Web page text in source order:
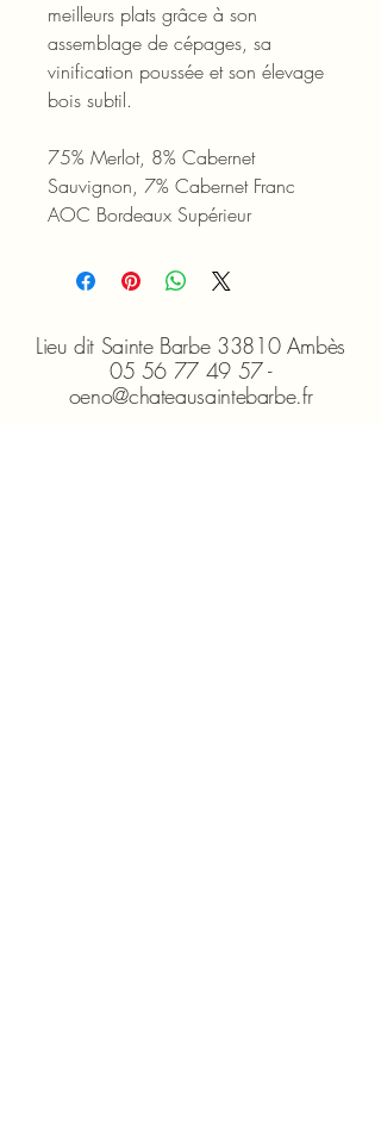
meilleurs plats grâce à son
assemblage de cépages, sa
vinification poussée et son élevage
bois subtil.
75% Merlot, 8% Cabernet
Sauvignon, 7% Cabernet Franc
AOC Bordeaux Supérieur
Lieu dit Sainte Barbe 33810 Ambès
05 56 77 49 57 -
oeno@chateausaintebarbe.fr